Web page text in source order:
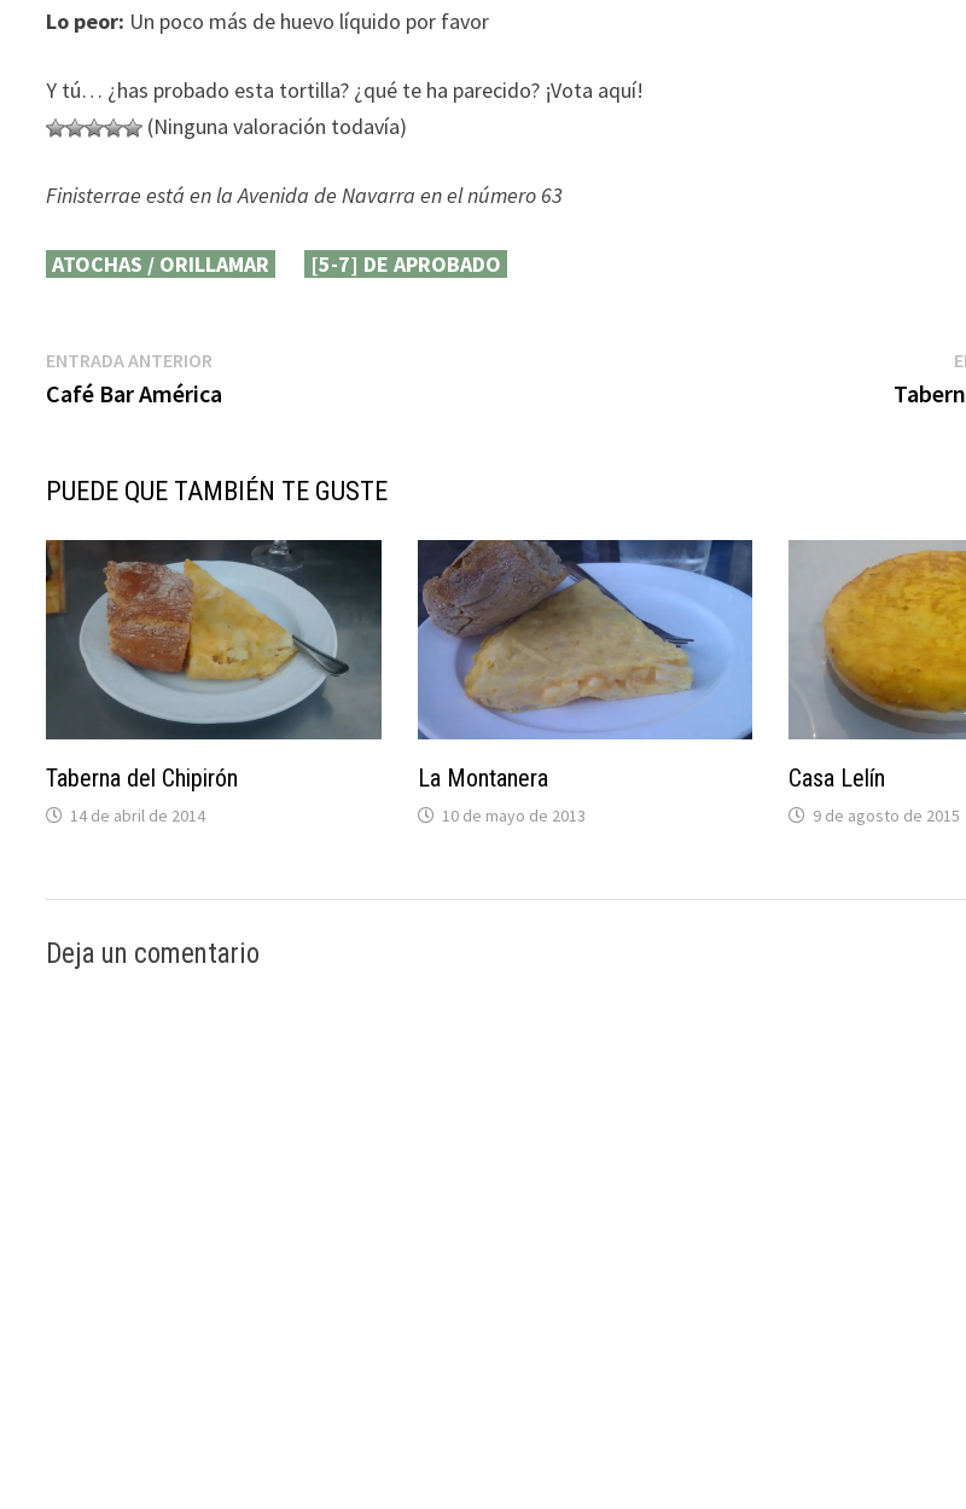
Lo peor: Un poco más de huevo líquido por favor
Y tú… ¿has probado esta tortilla? ¿qué te ha parecido? ¡Vota aquí!
(Ninguna valoración todavía)
Finisterrae está en la Avenida de Navarra en el número 63
ATOCHAS / ORILLAMAR [5-7] DE APROBADO
Navegación
de
ENTRADA ANTERIOR
anterior:
Café Bar América
PUEDE QUE TAMBIÉN TE GUSTE
Taberna del Chipirón
14 de abril de 2014
La Montanera
10 de mayo de 2013
Casa Lelín
9 de agosto de 2015
Deja un comentario